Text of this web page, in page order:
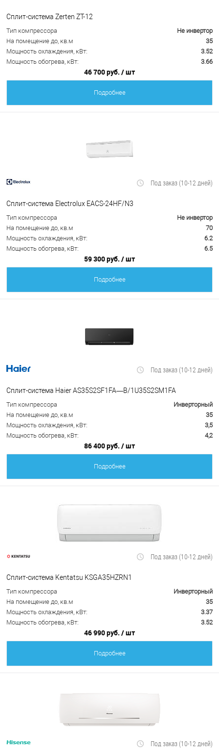
Сплит-система Zerten ZT-12
Тип компрессора
Не инвертор
На помещение до, кв.м
35
Мощность охлаждения, кВт:
3.52
Мощность обогрева, кВт:
3.66
46 700 руб. / шт
Подробнее
Под заказ (10-12 дней)
Сплит-система Electrolux EACS-24HF/N3
Тип компрессора
Не инвертор
На помещение до, кв.м
70
Мощность охлаждения, кВт:
6.2
Мощность обогрева, кВт:
6.5
59 300 руб. / шт
Подробнее
Под заказ (10-12 дней)
Сплит-система Haier AS35S2SF1FA—B/1U35S2SM1FA
Тип компрессора
Инверторный
На помещение до, кв.м
35
Мощность охлаждения, кВт:
3,5
Мощность обогрева, кВт:
4,2
86 400 руб. / шт
Подробнее
Под заказ (10-12 дней)
Сплит-система Kentatsu KSGA35HZRN1
Тип компрессора
Инверторный
На помещение до, кв.м
35
Мощность охлаждения, кВт:
3.37
Мощность обогрева, кВт:
3.52
46 990 руб. / шт
Подробнее
Под заказ (10-12 дней)